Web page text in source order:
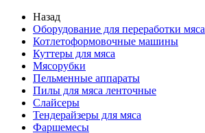
Назад
Оборудование для переработки мяса
Котлетоформовочные машины
Куттеры для мяса
Мясорубки
Пельменные аппараты
Пилы для мяса ленточные
Слайсеры
Тендерайзеры для мяса
Фаршемесы